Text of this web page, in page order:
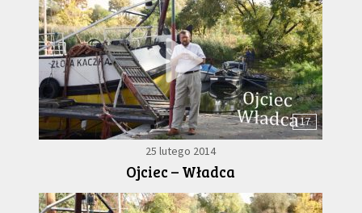
17
25 lutego 2014
Ojciec – Władca